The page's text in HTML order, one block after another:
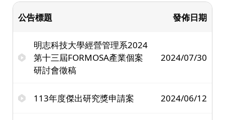
公告標題 發佈日期
明志科技大學經營管理系2024
第十三屆FORMOSA產業個案
研討會徵稿
2024/07/30
113年度傑出研究獎申請案 2024/06/12